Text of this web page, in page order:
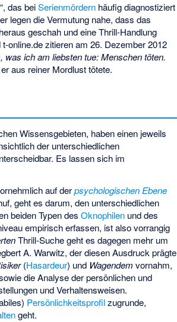
das beiSerienmördern häufig diagnostiziert
legen die Vermutung nahe, dass das
heraus geschah und eine Thrill-Handlung
online.de zitieren am 26. Dezember 2012
was ich am liebsten tue: Menschen töten.
aus reiner Mordlust tötete.
Wissensgebieten, haben einen jeweils
der unterschiedlichen
Es lassen sich im
auf derpsychologischen Ebene
geht es darum, den unterschiedlichen
beiden Typen des Oknophilenund des
empirisch erfassen, ist also vorrangig
Thrill-Suche geht es dagegen mehr um
A. Warwitz, der diesen Ausdruck prägte
(Hasardeur) und Wagendem vornahm,
die Analyse der persönlichen und
und Verhaltensweisen.
Persönlichkeitsprofilzugrunde,
geht.